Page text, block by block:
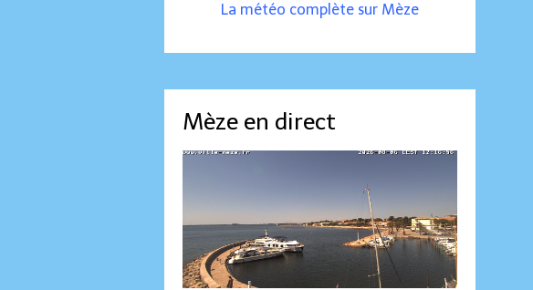
La météo complète sur Mèze
Mèze en direct